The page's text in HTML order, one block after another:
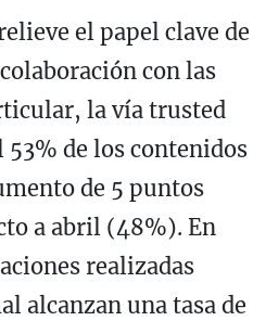
el papel clave de
con las
la vía trusted
de los contenidos
de 5 puntos
a abril (48%). En
realizadas
alcanzan una tasa de